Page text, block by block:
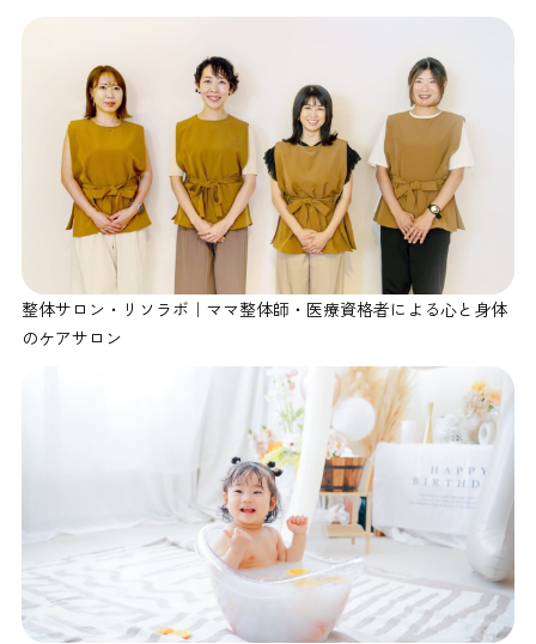
整体サロン・リソラボ｜ママ整体師・医療資格者による心と身体
のケアサロン